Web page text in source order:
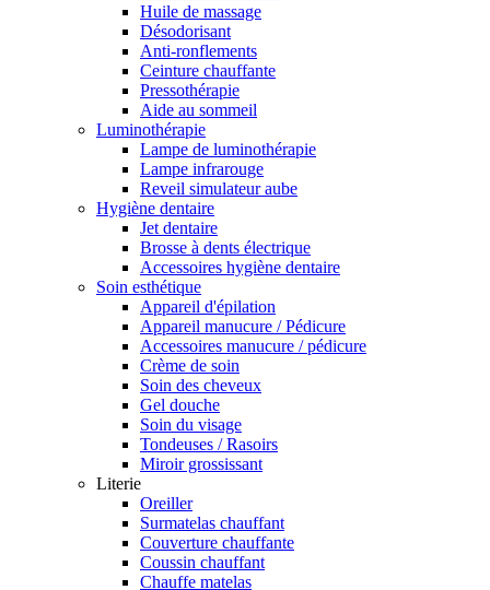
Huile de massage
Désodorisant
Anti-ronflements
Ceinture chauffante
Pressothérapie
Aide au sommeil
Luminothérapie
Lampe de luminothérapie
Lampe infrarouge
Reveil simulateur aube
Hygiène dentaire
Jet dentaire
Brosse à dents électrique
Accessoires hygiène dentaire
Soin esthétique
Appareil d'épilation
Appareil manucure / Pédicure
Accessoires manucure / pédicure
Crème de soin
Soin des cheveux
Gel douche
Soin du visage
Tondeuses / Rasoirs
Miroir grossissant
Literie
Oreiller
Surmatelas chauffant
Couverture chauffante
Coussin chauffant
Chauffe matelas